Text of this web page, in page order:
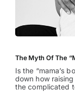
The Myth Of The
Is the “mama’s
down how
the complicated